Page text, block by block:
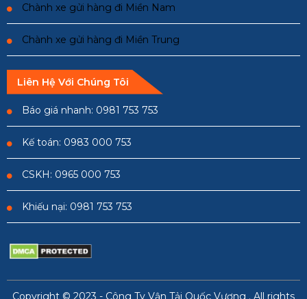
Chành xe gửi hàng đi Miền Nam
Chành xe gửi hàng đi Miền Trung
Liên Hệ Với Chúng Tôi
Báo giá nhanh: 0981 753 753
Kế toán: 0983 000 753
CSKH: 0965 000 753
Khiếu nại: 0981 753 753
Copyright © 2023 - Công Ty Vận Tải Quốc Vương . All rights